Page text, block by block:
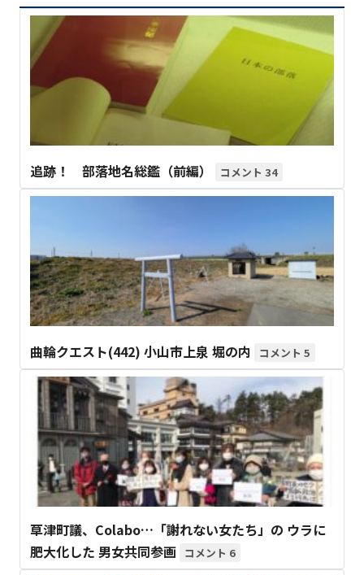
追跡！ 部落地名総鑑（前編） 34
曲輪クエスト(442) 小山市上泉 堀の内 5
草津町議、Colabo…「謝れない女たち」の ウラに
肥大化した 男女共同参画
6